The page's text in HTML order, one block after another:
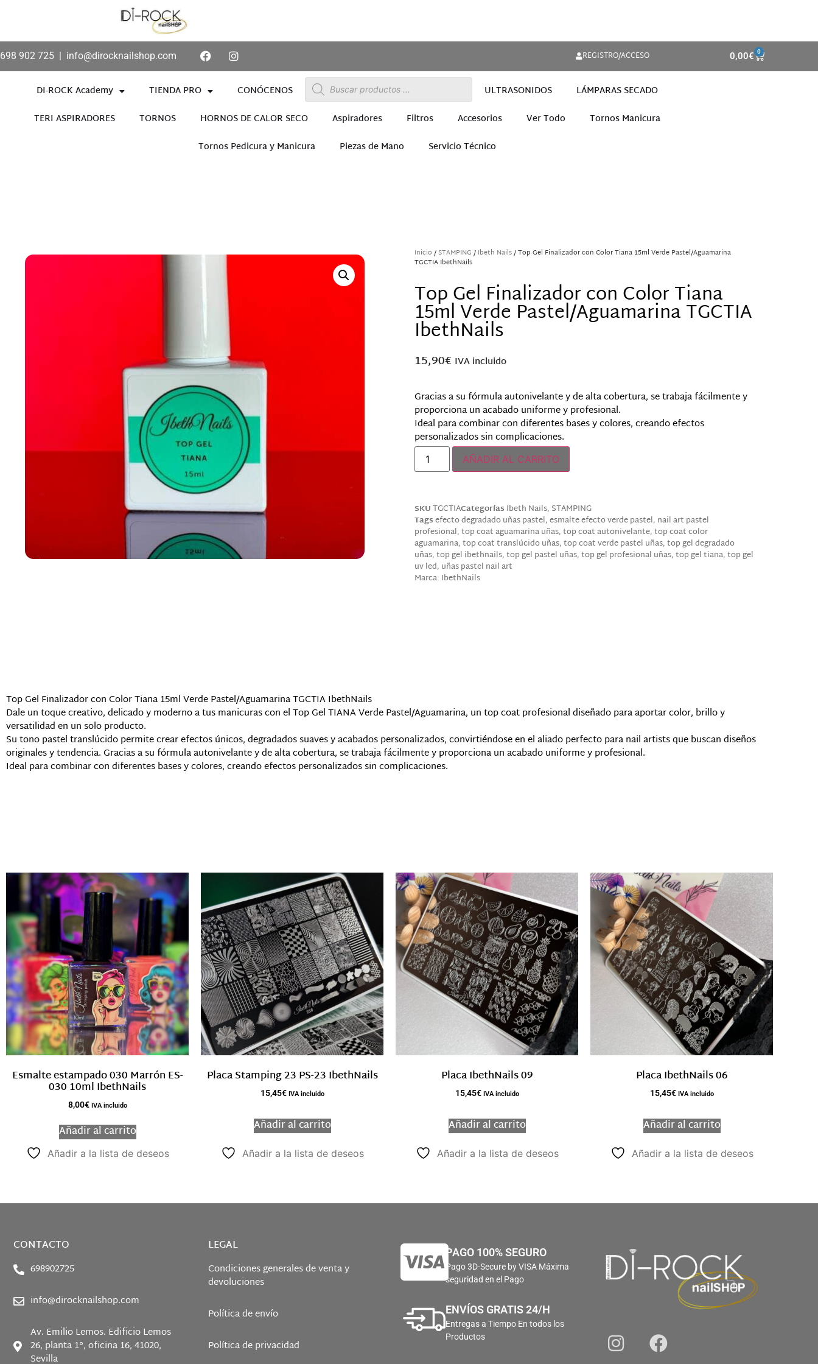
698 902 725 | info@dirocknailshop.com REGISTRO/ACCESO 0,00€ 0
DI-ROCK Academy TIENDA PRO CONÓCENOS ULTRASONIDOS
LÁMPARAS SECADO
TERI ASPIRADORES
TORNOS HORNOS DE CALOR SECO Aspiradores Filtros Accesorios Ver Todo
Tornos Manicura
Tornos Pedicura y Manicura
Piezas de Mano Servicio Técnico
Inicio / STAMPING / Ibeth Nails/ Top Gel Finalizador con Color Tiana 15ml Verde Pastel/Aguamarina
TGCTIA IbethNails
Top Gel Finalizador con Color Tiana
15ml Verde Pastel/Aguamarina TGCTIA
IbethNails
15,90€ IVA incluido
Gracias a su fórmula autonivelante y de alta cobertura, se trabaja fácilmente y
proporciona un acabado uniforme y profesional.
Ideal para combinar con diferentes bases y colores, creando efectos
personalizados sin complicaciones.
AÑADIR AL CARRITO
SKUTGCTIACategorías Ibeth Nails, STAMPING
Tagsefecto degradado uñas pastel,esmalte efecto verde pastel, nail art pastel
profesional,top coat aguamarina uñas,top coat autonivelante,top coat color
aguamarina,top coat translúcido uñas,top coat verde pastel uñas,top gel degradado
uñas,top gel ibethnails,top gel pastel uñas,top gel profesional uñas,top gel tiana,top gel
uv led, uñas pastel nail art
Marca: IbethNails
Top Gel Finalizador con Color Tiana 15ml Verde Pastel/Aguamarina TGCTIA IbethNails
Dale un toque creativo, delicado y moderno a tus manicuras con el Top Gel TIANA Verde Pastel/Aguamarina, un top coat profesional diseñado para aportar color, brillo y
versatilidad en un solo producto.
Su tono pastel translúcido permite crear efectos únicos, degradados suaves y acabados personalizados, convirtiéndose en el aliado perfecto para nail artists que buscan diseños
originales y tendencia. Gracias a su fórmula autonivelante y de alta cobertura, se trabaja fácilmente y proporciona un acabado uniforme y profesional.
Ideal para combinar con diferentes bases y colores, creando efectos personalizados sin complicaciones.
Esmalte estampado 030 Marrón ES-
030 10ml IbethNails
8,00€ IVA incluido
Añadir al carrito
Añadir a la lista de deseos
Placa Stamping 23 PS-23 IbethNails
15,45€ IVA incluido
Añadir al carrito
Añadir a la lista de deseos
Placa IbethNails 09
15,45€ IVA incluido
Añadir al carrito
Añadir a la lista de deseos
Placa IbethNails 06
15,45€ IVA incluido
Añadir al carrito
Añadir a la lista de deseos
CONTACTO
698902725
info@dirocknailshop.com
Av. Emilio Lemos. Edificio Lemos
26, planta 1°, oficina 16, 41020,
Sevilla
LEGAL
Condiciones generales de venta y
devoluciones
Política de envío
Política de privacidad
PAGO 100% SEGURO
Pago 3D-Secure by VISA Máxima
seguridad en el Pago
ENVÍOS GRATIS 24/H
Entregas a Tiempo En todos los
Productos